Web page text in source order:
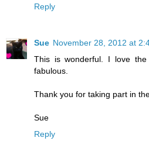
Reply
Sue November 28, 2012 at
This is wonderful. I love
fabulous.
Thank you for taking part in
Sue
Reply